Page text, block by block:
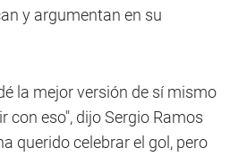
y argumentan en su
la mejor versión de sí mismo
con eso", dijo Sergio Ramos
querido celebrar el gol, pero